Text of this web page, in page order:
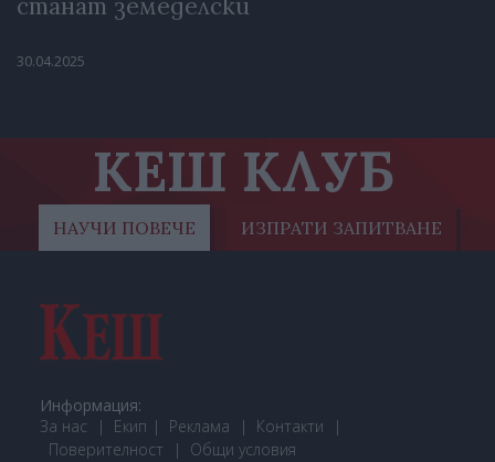
станат земеделски
30.04.2025
КЕШ КЛУБ
НАУЧИ ПОВЕЧЕ ИЗПРАТИ ЗАПИТВАНЕ
Информация:
За нас
Екип Реклама
Контакти
Поверителност
Общи условия